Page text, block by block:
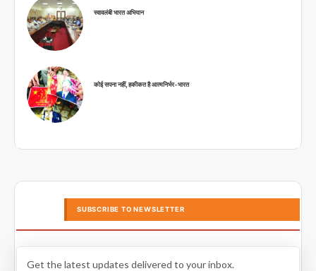
स्वावलंबी भारत अभियान
कोई सपना नहीं, हकीकत है आत्मनिर्भर-भारत
SUBSCRIBE TO NEWSLETTER
Get the latest updates delivered to your inbox.